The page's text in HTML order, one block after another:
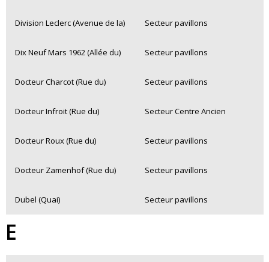
Division Leclerc (Avenue de la) Secteur pavillons
Dix Neuf Mars 1962 (Allée du) Secteur pavillons
Docteur Charcot (Rue du) Secteur pavillons
Docteur Infroit (Rue du) Secteur Centre Ancien
Docteur Roux (Rue du) Secteur pavillons
Docteur Zamenhof (Rue du) Secteur pavillons
Dubel (Quai) Secteur pavillons
E